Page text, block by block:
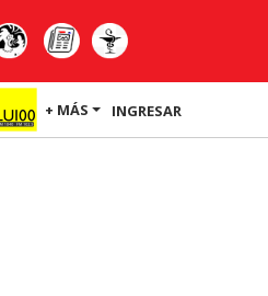
+ MÁS INGRESAR